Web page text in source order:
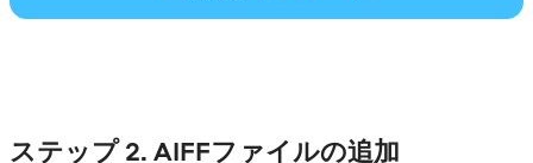
ステップ 2. AIFFファイルの追加